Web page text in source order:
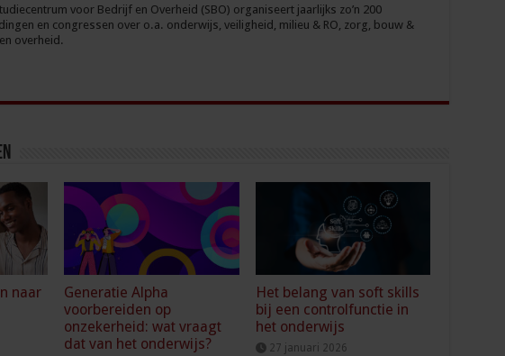
voor Bedrijf en Overheid (SBO) organiseert jaarlijks zo’n 200
en congressen over o.a. onderwijs, veiligheid, milieu & RO, zorg, bouw &
overheid.
naar
Generatie Alpha
voorbereiden op
onzekerheid: wat vraagt
dat van het onderwijs?
Het belang van soft skills
bij een controlfunctie in
het onderwijs
27 januari 2026